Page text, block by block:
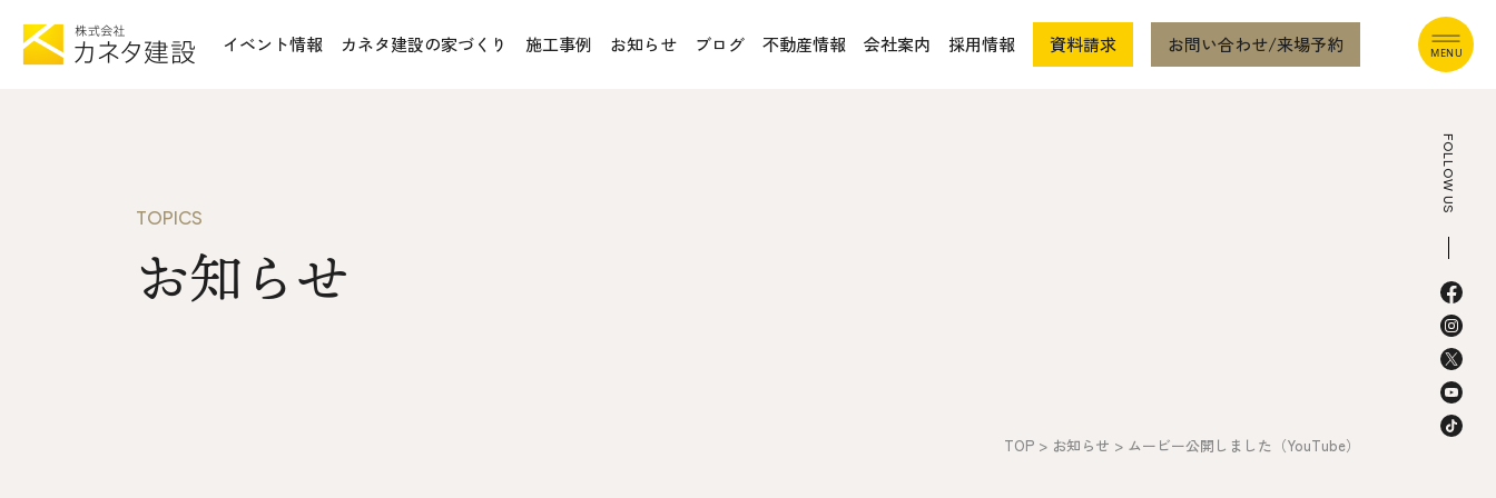
カネタ建設の家づくり
Liie (エルイーエ)
Liieが大切にする10のこと
上越店
イベント情報 カネタ建設の家づくり 施工事例 お知らせ ブログ 不動産情報 会社案内 採用情報 資料請求 お問い合わせ/来場予約
FOLLOW US
TOPICS
お知らせ
TOP > お知らせ > ムービー公開しました（YouTube）